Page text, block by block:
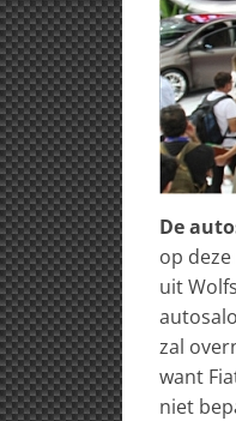
De
op
uit
zal
want
niet